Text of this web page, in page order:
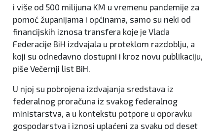
i više od 500 milijuna KM u vremenu pandemije za
pomoć županijama i općinama, samo su neki od
financijskih iznosa transfera koje je Vlada
Federacije BiH izdvajala u proteklom razdoblju, a
koji su odnedavno dostupni i kroz novu publikaciju,
piše Večernji list BiH.
U njoj su pobrojena izdvajanja sredstava iz
federalnog proračuna iz svakog federalnog
ministarstva, a u kontekstu potpore u oporavku
gospodarstva i iznosi uplaćeni za svaku od deset